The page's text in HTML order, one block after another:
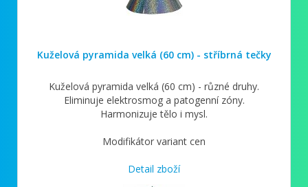
Kuželová pyramida velká (60 cm) - stříbrná tečky
Kuželová pyramida velká (60 cm) - různé druhy.
Eliminuje elektrosmog a patogenní zóny.
Harmonizuje tělo i mysl.
Modifikátor variant cen
Detail zboží